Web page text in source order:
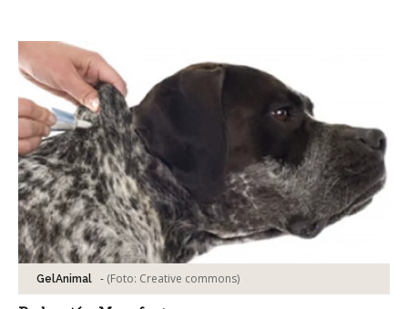
GelAnimal - (Foto: Creative commons)